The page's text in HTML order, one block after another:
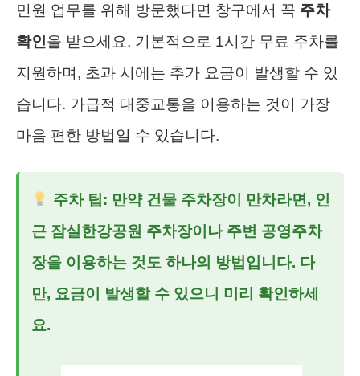
민원 업무를 위해 방문했다면 창구에서 꼭 주차
확인을 받으세요. 기본적으로 1시간 무료 주차를
지원하며, 초과 시에는 추가 요금이 발생할 수 있
습니다. 가급적 대중교통을 이용하는 것이 가장
마음 편한 방법일 수 있습니다.
주차 팁: 만약 건물 주차장이 만차라면, 인
근 잠실한강공원 주차장이나 주변 공영주차
장을 이용하는 것도 하나의 방법입니다. 다
만, 요금이 발생할 수 있으니 미리 확인하세
요.